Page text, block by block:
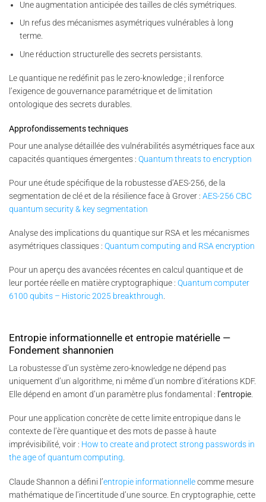
Une augmentation anticipée des tailles de clés symétriques.
Un refus des mécanismes asymétriques vulnérables à long
terme.
Une réduction structurelle des secrets persistants.
Le quantique ne redéfinit pas le zero-knowledge ; il renforce
l’exigence de gouvernance paramétrique et de limitation
ontologique des secrets durables.
Approfondissements techniques
Pour une analyse détaillée des vulnérabilités asymétriques face aux
capacités quantiques émergentes : Quantum threats to encryption
Pour une étude spécifique de la robustesse d’AES-256, de la
segmentation de clé et de la résilience face à Grover : AES-256 CBC
quantum security & key segmentation
Analyse des implications du quantique sur RSA et les mécanismes
asymétriques classiques : Quantum computing and RSA encryption
Pour un aperçu des avancées récentes en calcul quantique et de
leur portée réelle en matière cryptographique : Quantum computer
6100 qubits – Historic 2025 breakthrough.
Entropie informationnelle et entropie matérielle —
Fondement shannonien
La robustesse d’un système zero-knowledge ne dépend pas
uniquement d’un algorithme, ni même d’un nombre d’itérations KDF.
Elle dépend en amont d’un paramètre plus fondamental : l’entropie
Pour une application concrète de cette limite entropique dans le
contexte de l’ère quantique et des mots de passe à haute
imprévisibilité, voir : How to create and protect strong passwords in
the age of quantum computing.
Claude Shannon a défini l’entropie informationnellecomme mesure
mathématique de l’incertitude d’une source. En cryptographie, cette